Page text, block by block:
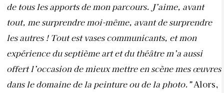
de tous les apports de mon parcours. J’aime, avant
tout, me surprendre moi-même, avant de surprendre
les autres ! Tout est vases communicants, et mon
expérience du septième art et du théâtre m’a aussi
offert l’occasion de mieux mettre en scène mes œuvres
dans le domaine de la peinture ou de la photo.”Alors,